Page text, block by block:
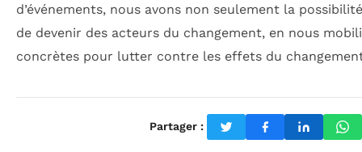
d’événements, nous avons non seulement la
de devenir des acteurs du changement, en nous
concrètes pour lutter contre les effets du
Partager :